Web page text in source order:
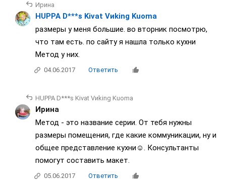
Ирина
HUPPA D***s Kivat Vиking Kuoma
размеры у меня большие. во вторник посмотрю,
что там есть. по сайту я нашла только кухни
Метод у них.
04.06.2017 Ответить
HUPPA D***s Kivat Vиking Kuoma
Ирина
Метод - это название серии. От тебя нужны
размеры помещения, где какие коммуникации, ну и
общее представление кухни☺. Консультанты
помогут составить макет.
05.06.2017 Ответить